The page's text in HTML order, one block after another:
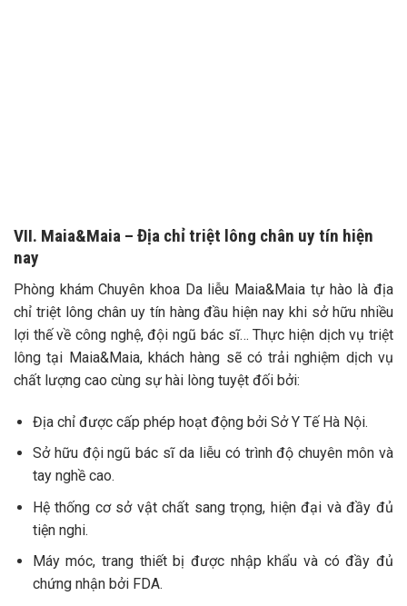
VII. Maia&Maia – Địa chỉ triệt lông chân uy tín hiện
nay
Phòng khám Chuyên khoa Da liễu Maia&Maia tự hào là địa
chỉ triệt lông chân uy tín hàng đầu hiện nay khi sở hữu nhiều
lợi thế về công nghệ, đội ngũ bác sĩ… Thực hiện dịch vụ triệt
lông tại Maia&Maia, khách hàng sẽ có trải nghiệm dịch vụ
chất lượng cao cùng sự hài lòng tuyệt đối bởi:
Địa chỉ được cấp phép hoạt động bởi Sở Y Tế Hà Nội.
Sở hữu đội ngũ bác sĩ da liễu có trình độ chuyên môn và
tay nghề cao.
Hệ thống cơ sở vật chất sang trọng, hiện đại và đầy đủ
tiện nghi.
Máy móc, trang thiết bị được nhập khẩu và có đầy đủ
chứng nhận bởi FDA.